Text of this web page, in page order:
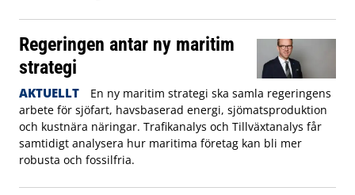
Regeringen antar ny maritim
strategi
AKTUELLT
En ny maritim strategi ska samla regeringens
arbete för sjöfart, havsbaserad energi, sjömatsproduktion
och kustnära näringar. Trafikanalys och Tillväxtanalys får
samtidigt analysera hur maritima företag kan bli mer
robusta och fossilfria.